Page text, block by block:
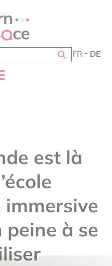
FR DE
est là
peine à se